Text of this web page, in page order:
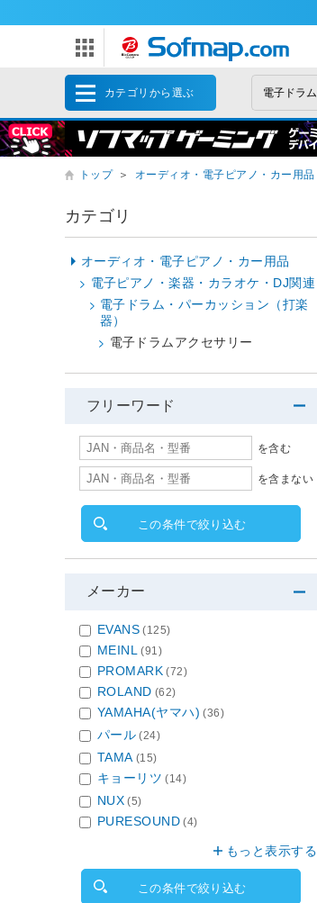
カテゴリから選ぶ
トップ ＞ オーディオ・電子ピアノ・カー用品
カテゴリ
オーディオ・電子ピアノ・カー用品
電子ピアノ・楽器・カラオケ・DJ関連
電子ドラム・パーカッション（打楽
器）
電子ドラムアクセサリー
フリーワード
を含む
を含まない
この条件で絞り込む
メーカー
EVANS (125)
MEINL (91)
PROMARK (72)
ROLAND (62)
YAMAHA(ヤマハ) (36)
パール (24)
TAMA (15)
キョーリツ (14)
NUX (5)
PURESOUND (4)
もっと表示する
この条件で絞り込む